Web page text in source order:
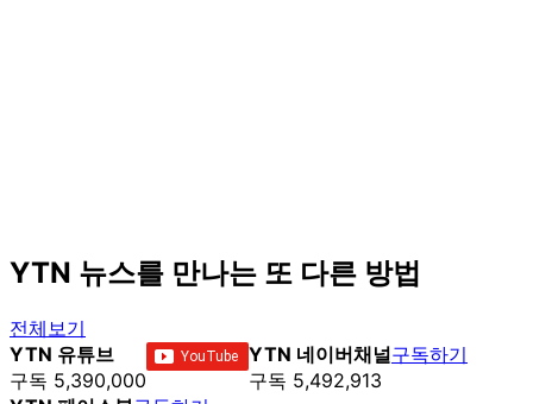
YTN 뉴스를 만나는 또 다른 방법
전체보기
YTN 유튜브
구독 5,390,000
YTN 네이버채널
구독 5,492,913
구독하기